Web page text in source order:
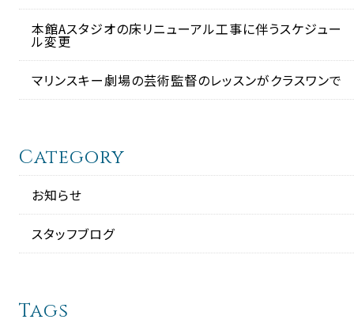
本館Aスタジオの床リニューアル工事に伴うスケジュー
ル変更
マリンスキー劇場の芸術監督のレッスンがクラスワンで
Category
お知らせ
スタッフブログ
Tags